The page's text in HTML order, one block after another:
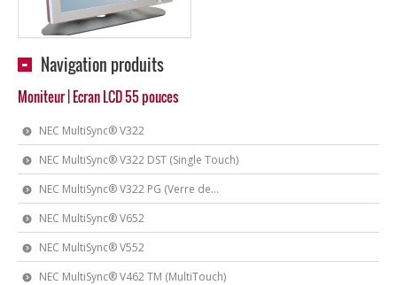
Navigation produits
Moniteur | Ecran LCD 55 pouces
NEC MultiSync® V322
NEC MultiSync® V322 DST (Single Touch)
NEC MultiSync® V322 PG (Verre de...
NEC MultiSync® V652
NEC MultiSync® V552
NEC MultiSync® V462 TM (MultiTouch)